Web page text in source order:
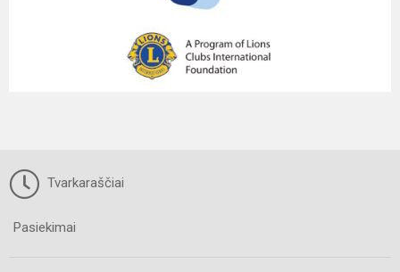
Tvarkaraščiai
Pasiekimai